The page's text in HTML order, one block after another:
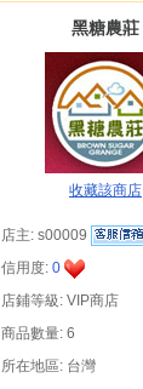
黑糖農莊
收藏該商店
店主: s00009
信用度: 0
店鋪等級: VIP商店
商品數量: 6
所在地區: 台灣